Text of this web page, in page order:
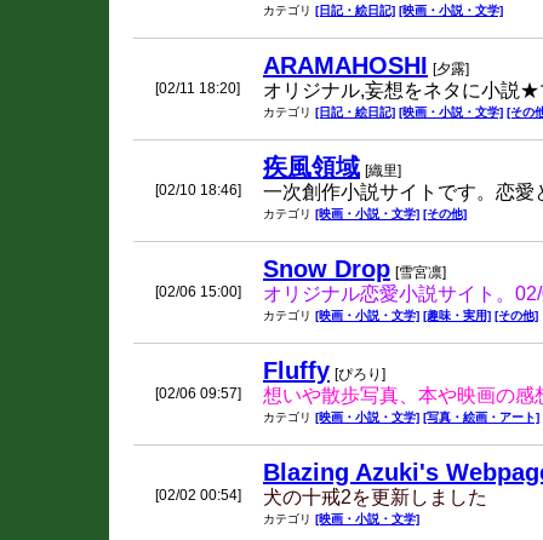
カテゴリ [日記・絵日記] [映画・小説・文学]
[02/11 18:20]
ARAMAHOSHI [夕露]
オリジナル,妄想をネタに小説
カテゴリ [日記・絵日記] [映画・小説・文学] [その
[02/10 18:46]
疾風領域 [織里]
一次創作小説サイトです。恋愛
カテゴリ [映画・小説・文学] [その他]
[02/06 15:00]
Snow Drop [雪宮凛]
オリジナル恋愛小説サイト。
カテゴリ [映画・小説・文学] [趣味・実用] [その他]
[02/06 09:57]
Fluffy [ぴろり]
想いや散歩写真、本や映画の
カテゴリ [映画・小説・文学] [写真・絵画・アート]
[02/02 00:54]
Blazing Azuki's
犬の十戒2を更新しました
カテゴリ [映画・小説・文学]